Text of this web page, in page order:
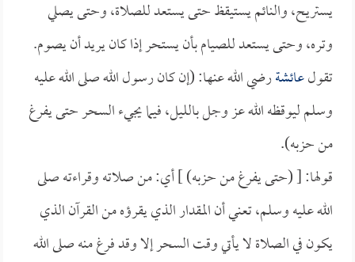
يستريح، والنائم يستيقظ حتى يستعد للصلاة، وحتى يصلي
وتره، وحتى يستعد للصيام بأن يستحر إذا كان يريد أن يصوم.
تقولعائشةرضي الله عنها: (إن كان رسول الله صلى الله عليه
وسلم ليوقظه الله عز وجل بالليل، فيما يجيء السحر حتى يفرغ
من حزبه).
قولها: [ (حتى يفرغ من حزبه) ] أي: من صلاته وقراءته صلى
الله عليه وسلم، تعني أن المقدار الذي يقرؤه من القرآن الذي
يكون في الصلاة لا يأتي وقت السحر إلا وقد فرغ منه صلى الله